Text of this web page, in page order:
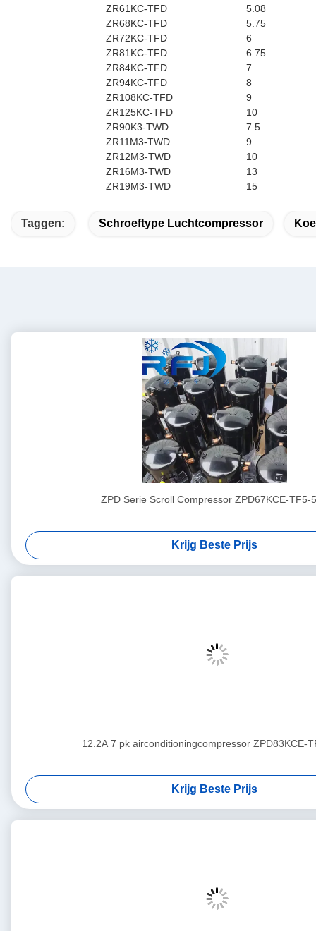
ZR61KC-TFD
5.08
ZR68KC-TFD
5.75
ZR72KC-TFD
6
ZR81KC-TFD
6.75
ZR84KC-TFD
7
ZR94KC-TFD
8
ZR108KC-TFD
9
ZR125KC-TFD
10
ZR90K3-TWD
7.5
ZR11M3-TWD
9
ZR12M3-TWD
10
ZR16M3-TWD
13
ZR19M3-TWD
15
Taggen: Schroeftype Luchtcompressor
ZPD Serie Scroll Compressor ZPD67KCE-TF5-
Krijg Beste Prijs
12.2A 7 pk airconditioningcompressor ZPD83KCE-
Krijg Beste Prijs